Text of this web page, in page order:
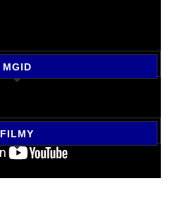
MGID
FILMY